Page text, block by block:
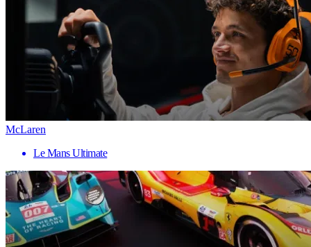
McLaren
Le Mans Ultimate